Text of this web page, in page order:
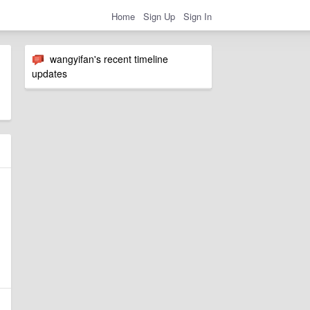
Home Sign Up Sign In
wangyifan's recent timeline
updates